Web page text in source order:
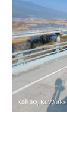
, KnWorks